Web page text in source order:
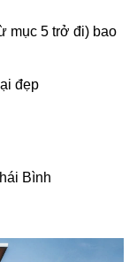
mục 5 trở đi) bao
đẹp
Bình